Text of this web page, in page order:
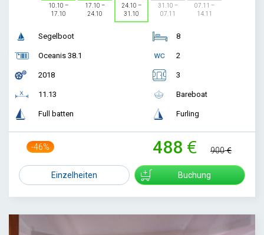
10.10 –
17.10
17.10 –
24.10
24.10 –
31.10
31.10 –
07.11
07.11 –
14.11
Segelboot
Oceanis 38.1
2018
11.13
Full batten
8
2
3
Bareboat
Furling
-46% 488 900
Einzelheiten Buchung